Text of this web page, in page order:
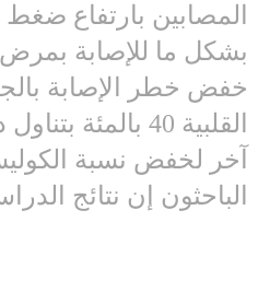
المصابين بارتفاع
بشكل ما للإصابة
خفض خطر الإصابة
القلبية 40
آخر لخفض نسبة
الباحثون إن نتائج